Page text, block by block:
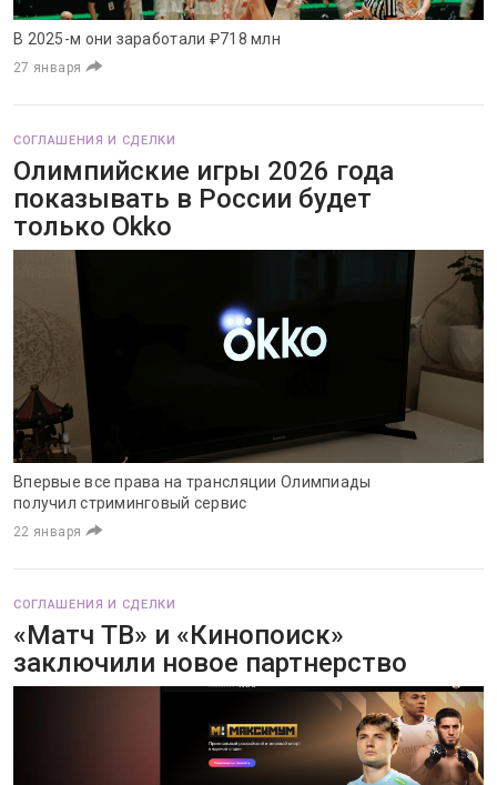
В 2025-м они заработали ₽718 млн
27 января
СОГЛАШЕНИЯ И СДЕЛКИ
Олимпийские игры 2026 года
показывать в России будет
только Okko
Впервые все права на трансляции Олимпиады
получил стриминговый сервис
22 января
СОГЛАШЕНИЯ И СДЕЛКИ
«Матч ТВ» и «Кинопоиск»
заключили новое партнерство